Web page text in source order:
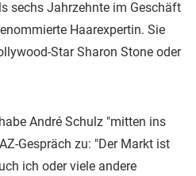
sechs Jahrzehnte im Geschäft
Haarexpertin. Sie
Star Sharon Stone oder
André Schulz "mitten ins
Gespräch zu: "Der Markt ist
ich oder viele andere